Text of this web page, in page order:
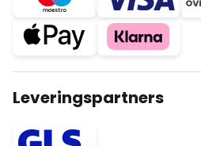
Leveringspartners